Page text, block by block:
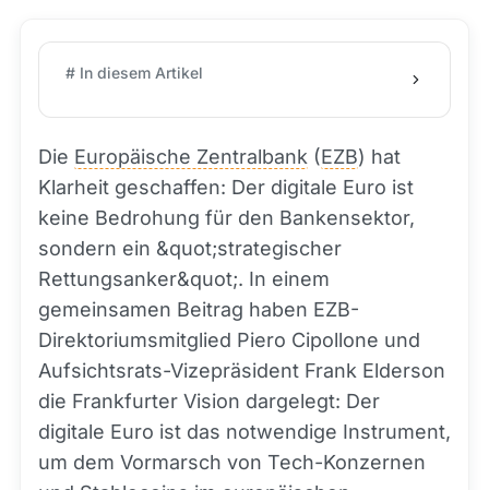
# In diesem Artikel
Die Europäische Zentralbank (EZB) hat
Klarheit geschaffen: Der digitale Euro ist
keine Bedrohung für den Bankensektor,
sondern ein &quot;strategischer
Rettungsanker&quot;. In einem
gemeinsamen Beitrag haben EZB-
Direktoriumsmitglied Piero Cipollone und
Aufsichtsrats-Vizepräsident Frank Elderson
die Frankfurter Vision dargelegt: Der
digitale Euro ist das notwendige Instrument,
um dem Vormarsch von Tech-Konzernen